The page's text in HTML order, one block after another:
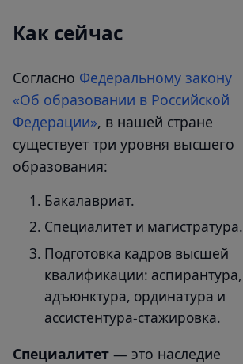
Как сейчас
Согласно Федеральному закону
«Об образовании в Российской
Федерации», в нашей стране
существует три уровня высшего
образования:
Бакалавриат.
Специалитет и магистратура.
Подготовка кадров высшей
квалификации: аспирантура,
адъюнктура, ординатура и
ассистентура-стажировка.
Специалитет — это наследие